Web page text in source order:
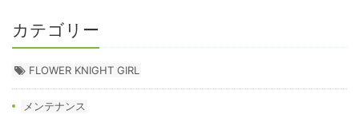
カテゴリー
FLOWER KNIGHT GIRL
メンテナンス